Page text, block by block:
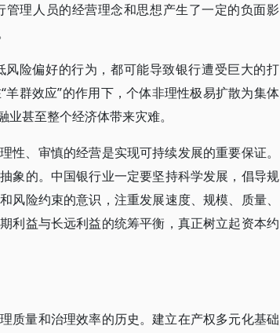
理人员的经营理念和思想产生了一定的负面影
险偏好的行为，都可能导致银行遭受巨大的打
群效应”的作用下，个体非理性极易扩散为集体
甚至整个经济体带来灾难。
、审慎的经营是实现可持续发展的重要保证。
象的。中国银行业一定要坚持科学发展，倡导规
险约束的意识，注重发展速度、规模、质量、
利益与长远利益的统筹平衡，真正树立起资本约
质量和治理效率的历史。建立在产权多元化基础